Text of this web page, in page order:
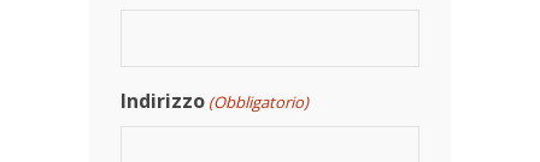
Indirizzo (Obbligatorio)